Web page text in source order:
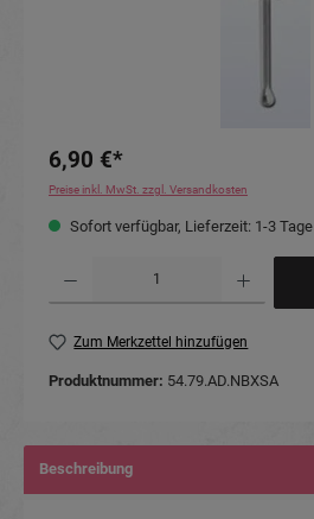
6,90 €*
Preise inkl. MwSt. zzgl. Versandkosten
Sofort verfügbar, Lieferzeit: 1-3 Tage
Zum Merkzettel hinzufügen
Produktnummer: 54.79.AD.NBXSA
Beschreibung